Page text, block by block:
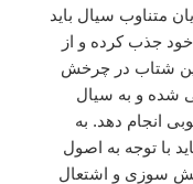
متناوب سیال باید
جذب کرده و از
شتاب در چرخش
شده و به سیال
انجام دهد. به
با توجه به اصول
سوزی و اشتعال